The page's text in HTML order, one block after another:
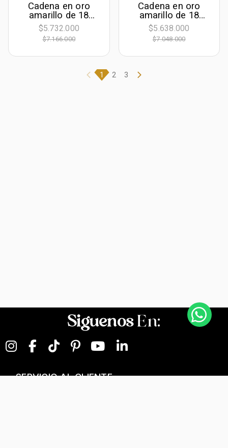
Cadena en oro
amarillo de 18
Kilates, Grumette,
50 cm. de largo, 2
mm. de ancho
$5.732.000
$7.166.000
Cadena en oro
amarillo de 18
Kilates con visos,
Espiga, 50 cm. de
largo, 1 mm. de
$5.638.000
$7.048.000
1 2 3
SiguenosEn:
SERVICIO AL CLIENTE